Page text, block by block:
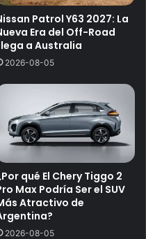
Patrol Y63 2027: La
Era del Off-Road
a Australia
2026-08-05
qué El Chery Tiggo 2
Max Podría Ser el SUV
Atractivo de
2026-08-05